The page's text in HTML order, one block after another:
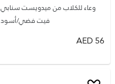
وعاء للكلاب من ميدويست سنابي
فيت فضي/أسود
56
AED